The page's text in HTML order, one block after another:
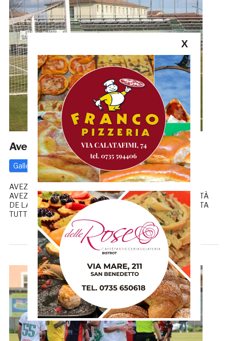
Avezzano-Samb 1-0, TUTTE LE FOTO
Gallerie Serie D 24 Febbraio 2025 diRedazione GRB
AVEZZANO-SAMB 1-0, LE PAROLE DI PALLADINI
AVEZZANO-SAMB 1-0, LA CRONACA FOTO DI PROPRIETÀ
DE LA GAZZETTA ROSSOBLÙ RIPRODUZIONE RISERVATA
TUTTE LE NOTIZIE DELLA GAZZETTA
X